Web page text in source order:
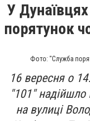
У
порятунок
Фото: "Служба
16 вересня о
"101"
на вулиці